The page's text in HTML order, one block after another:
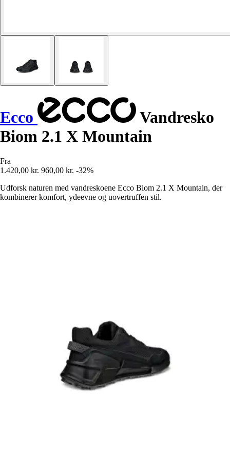
Ecco
Vandresko
Biom 2.1 X Mountain
Fra
1.420,00 kr. 960,00 kr. -32%
Udforsk naturen med vandreskoene Ecco Biom 2.1 X Mountain, der
kombinerer komfort, ydeevne og uovertruffen stil.